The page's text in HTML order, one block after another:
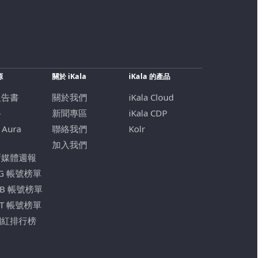
書
體週報
帳號榜單
帳號榜單
帳號榜單
排行榜
關於 iKala
關於我們
新聞專區
聯絡我們
加入我們
iKala 的產品
iKala Cloud
iKala CDP
Kolr